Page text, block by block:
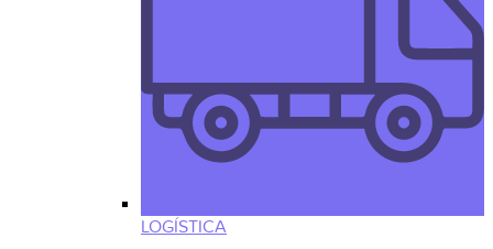
LOGÍSTICA